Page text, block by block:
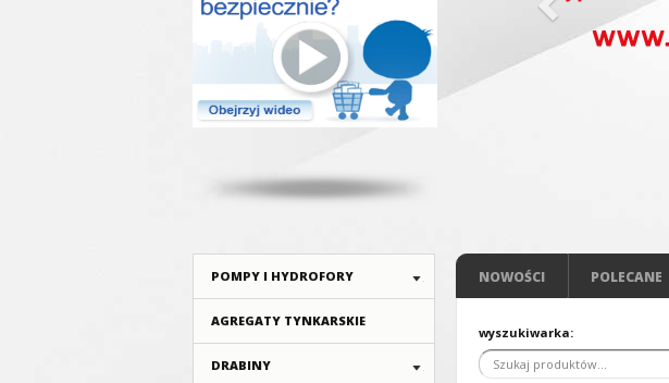
POMPY I HYDROFORY
AGREGATY TYNKARSKIE
DRABINY
NOWOŚCI POLECANE
wyszukiwarka: